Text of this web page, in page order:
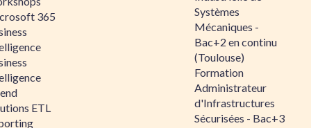
365
ETL
Systèmes
Mécaniques -
Bac+2 en continu
(Toulouse)
Formation
Administrateur
d'Infrastructures
Sécurisées - Bac+3